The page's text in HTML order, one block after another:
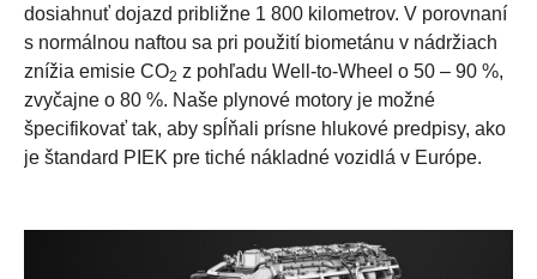
dosiahnuť dojazd približne 1 800 kilometrov. V porovnaní
s normálnou naftou sa pri použití biometánu v nádržiach
znížia emisie CO2 z pohľadu Well-to-Wheel o 50 – 90 %,
zvyčajne o 80 %. Naše plynové motory je možné
špecifikovať tak, aby spĺňali prísne hlukové predpisy, ako
je štandard PIEK pre tiché nákladné vozidlá v Európe.